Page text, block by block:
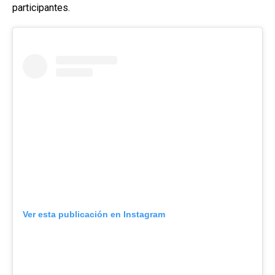
participantes.
Ver esta publicación en Instagram